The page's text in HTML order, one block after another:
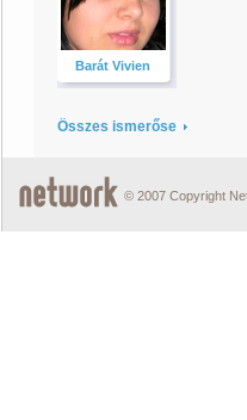
Barát Vivien
Összes ismerőse
© 2007 Copyright